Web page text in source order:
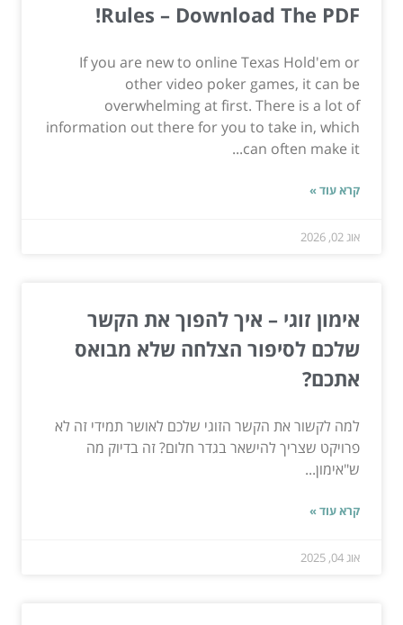
Rules – Download The PDF!
If you are new to online Texas Hold'em or
other video poker games, it can be
overwhelming at first. There is a lot of
information out there for you to take in, which
can often make it...
קרא עוד »
אוג 02, 2026
אימון זוגי – איך להפוך את הקשר
שלכם לסיפור הצלחה שלא מבואס
אתכם?
למה לקשור את הקשר הזוגי שלכם לאושר תמידי זה לא
פרויקט שצריך להישאר בגדר חלום? זה בדיוק מה
ש"אימון...
קרא עוד »
אוג 04, 2025